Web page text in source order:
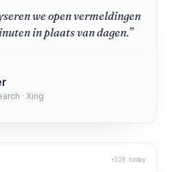
we open vermeldingen
in plaats van dagen.”
· Xing
+128 today